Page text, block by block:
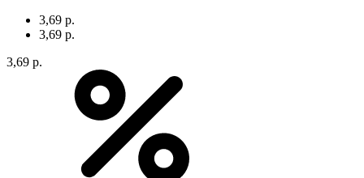
3,69 р.
3,69 р.
3,69 р.